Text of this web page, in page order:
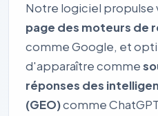
Notre logiciel propulse
page des moteurs de
comme Google, et
d'apparaître comme
réponses des
(GEO)comme